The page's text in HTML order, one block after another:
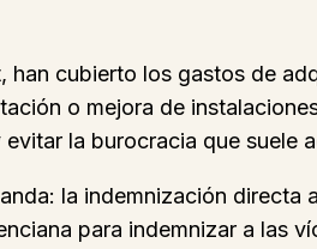
cubierto los gastos de
o mejora de
la burocracia que suele
la indemnización directa
para indemnizar a las